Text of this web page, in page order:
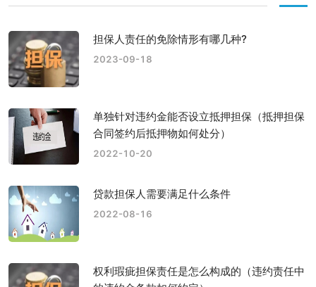
担保人责任的免除情形有哪几种?
2023-09-18
单独针对违约金能否设立抵押担保（抵押担保
合同签约后抵押物如何处分）
2022-10-20
贷款担保人需要满足什么条件
2022-08-16
权利瑕疵担保责任是怎么构成的（违约责任中